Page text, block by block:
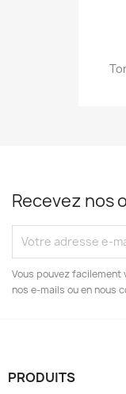
Recevez nos
Vous pouvez
nos e-mails ou en nous
PRODUITS